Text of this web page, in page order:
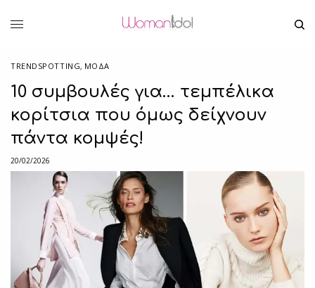
TRENDSPOTTING, ΜΟΔΑ
10 συμβουλές για… τεμπέλικα
κορίτσια που όμως δείχνουν
πάντα κομψές!
20/02/2026